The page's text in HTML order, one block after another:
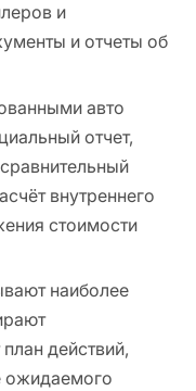
и
и отчеты об
авто
отчет,
внутреннего
стоимости
наиболее
действий,
ожидаемого